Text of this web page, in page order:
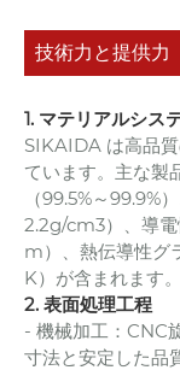
技術力と提供力
1. マテリアルシス
SIKAIDA は高品
ています。主な製
（99.5%～99.9%
2.2g/cm3）、導
m）、熱伝導性グ
K）が含まれます。
2. 表面処理工程
- 機械加工：CNC
寸法と安定した品